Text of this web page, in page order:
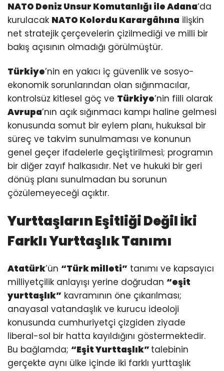
NATO Deniz Unsur Komutanlığı ileAdana‘da
kurulacak NATO Kolordu Karargâhına ilişkin
net stratejik çerçevelerin çizilmediği ve milli bir
bakış açısının olmadığı görülmüştür.
Türkiye’nin en yakıcı iç güvenlik ve sosyo-
ekonomik sorunlarından olan sığınmacılar,
kontrolsüz kitlesel göç ve Türkiye’nin fiili olarak
Avrupa’nın açık sığınmacı kampı haline gelmesi
konusunda somut bir eylem planı, hukuksal bir
süreç ve takvim sunulmaması ve konunun
genel geçer ifadelerle geçiştirilmesi; programın
bir diğer zayıf halkasıdır. Net ve hukuki bir geri
dönüş planı sunulmadan bu sorunun
çözülemeyeceği açıktır.
Yurttaşların Eşitliği Değil İki
Farklı Yurttaşlık Tanımı
Atatürk’ün “Türk milleti” tanımı ve kapsayıcı
milliyetçilik anlayışı yerine doğrudan “eşit
yurttaşlık” kavramının öne çıkarılması;
anayasal vatandaşlık ve kurucu ideoloji
konusunda cumhuriyetçi çizgiden ziyade
liberal-sol bir hatta kayıldığını göstermektedir.
Bu bağlamda; “Eşit Yurttaşlık” talebinin
gerçekte aynı ülke içinde iki farklı yurttaşlık